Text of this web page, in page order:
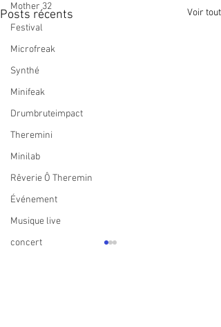
Mother 32
Festival
Microfreak
Synthé
Minifeak
Drumbruteimpact
Theremini
Minilab
Rêverie Ô Theremin
Événement
Musique live
concert
Posts récents Voir tout